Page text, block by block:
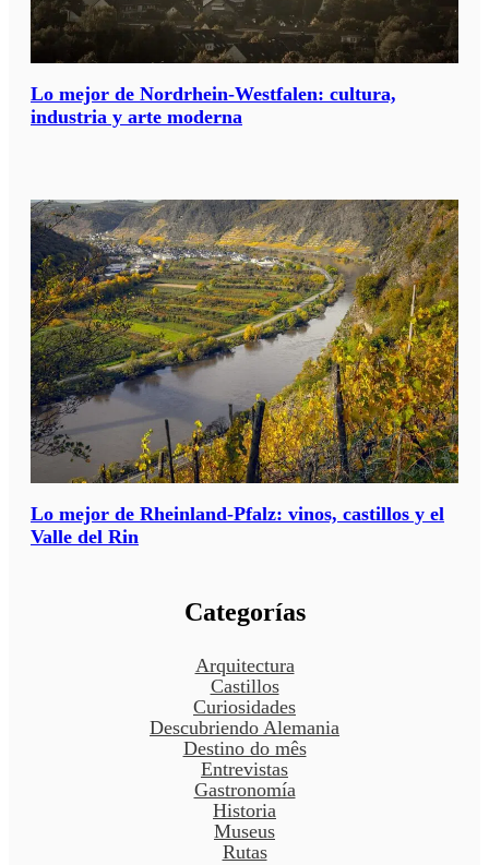
Lo mejor de Nordrhein-Westfalen: cultura,
industria y arte moderna
Lo mejor de Rheinland-Pfalz: vinos, castillos y el
Valle del Rin
Categorías
Arquitectura
Castillos
Curiosidades
Descubriendo Alemania
Destino do mês
Entrevistas
Gastronomía
Historia
Museus
Rutas